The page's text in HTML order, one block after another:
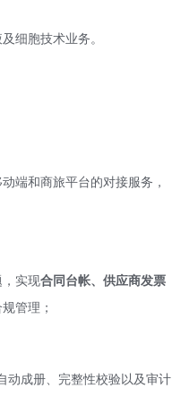
细胞技术业务。
端和商旅平台的对接服务，
，实现合同台帐、供应商发票
管理；
动成册、完整性校验以及审计